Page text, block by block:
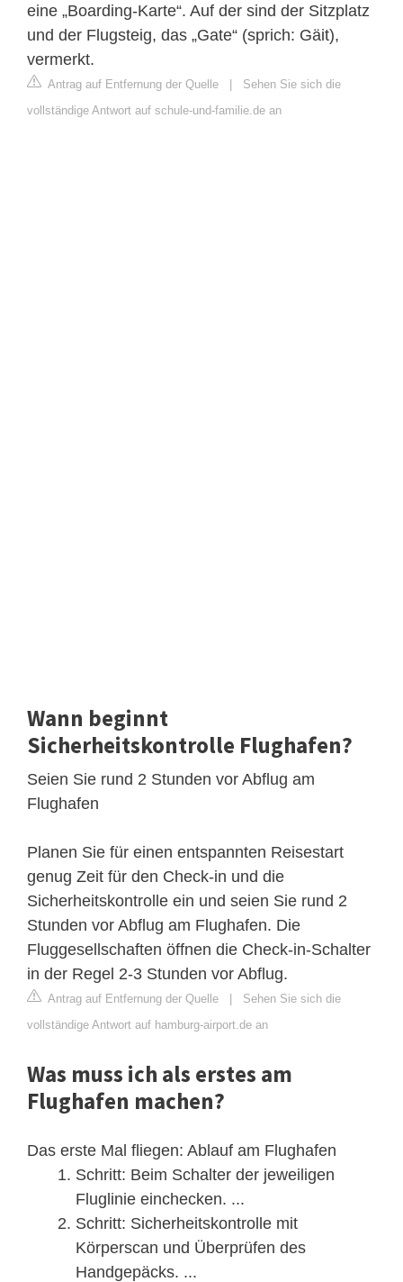
eine „Boarding-Karte“. Auf der sind der Sitzplatz
und der Flugsteig, das „Gate“ (sprich: Gäit),
vermerkt.
Antrag auf Entfernung der Quelle | Sehen Sie sich die
vollständige Antwort auf schule-und-familie.de an
Wann beginnt
Sicherheitskontrolle Flughafen?
Seien Sie rund 2 Stunden vor Abflug am
Flughafen
Planen Sie für einen entspannten Reisestart
genug Zeit für den Check-in und die
Sicherheitskontrolle ein und seien Sie rund 2
Stunden vor Abflug am Flughafen. Die
Fluggesellschaften öffnen die Check-in-Schalter
in der Regel 2-3 Stunden vor Abflug.
Antrag auf Entfernung der Quelle | Sehen Sie sich die
vollständige Antwort auf hamburg-airport.de an
Was muss ich als erstes am
Flughafen machen?
Das erste Mal fliegen: Ablauf am Flughafen
Schritt: Beim Schalter der jeweiligen
Fluglinie einchecken. ...
Schritt: Sicherheitskontrolle mit
Körperscan und Überprüfen des
Handgepäcks. ...